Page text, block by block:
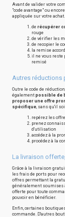
Avant de valider votre
"code avantage" ou
appliquée sur votre
de récupérer
rouge
de vérifier les
de recopier le
la remise
il ne vous reste
remisé
Autres réductions
Outre le code de
également possible de
proposer une offre
spécifique, sans qu'il
repérez les
prenez
d'utilisation
accédez à la
procédez à la
La livraison
Grâce à la livraison
les frais de ports pour
offres permettant la
généralement soumises
offerte pour toute
pouvoir en bénéficier.
Enfin, certaines
commande. D'autres